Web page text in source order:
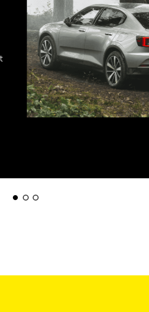
TCS toujours à mes
côtés
Le TCS est l'expert en matière de mobilité,
de camping, de voyages et de visibilité. Nos
produits doivent également respecter la
devise « TCS toujours à mes côtés » et vous
être d'une aide fiable et utile lorsque vous
êtes en déplacement. Vous reconnaîtrez
facilement ces produits dans la boutique
grâce au label « Always by my side ».
Découvrez maintenant